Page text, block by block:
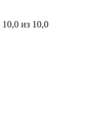
10,0 из 10,0